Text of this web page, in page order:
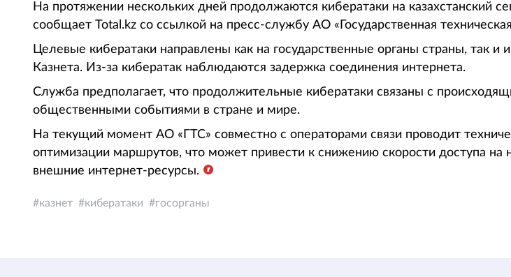
На протяжении нескольких дней продолжаются кибератаки на казахстанский
сообщает Total.kz со ссылкой на пресс-службу АО «Государственная
Целевые кибератаки направлены как на государственные органы страны, так и
Казнета. Из-за кибератак наблюдаются задержка соединения интернета.
Служба предполагает, что продолжительные кибератаки связаны с
общественными событиями в стране и мире.
На текущий момент АО «ГТС» совместно с операторами связи проводит
оптимизации маршрутов, что может привести к снижению скорости доступа на
внешние интернет-ресурсы.
казнет кибератаки госорганы